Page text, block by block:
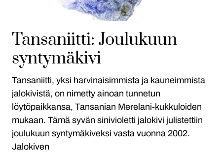
Tansaniitti: Joulukuun
syntymäkivi
Tansaniitti, yksi harvinaisimmista ja kauneimmista
jalokivistä, on nimetty ainoan tunnetun
löytöpaikkansa, Tansanian Merelani-kukkuloiden
mukaan. Tämä syvän sinivioletti jalokivi julistettiin
joulukuun syntymäkiveksi vasta vuonna 2002.
Jalokiven